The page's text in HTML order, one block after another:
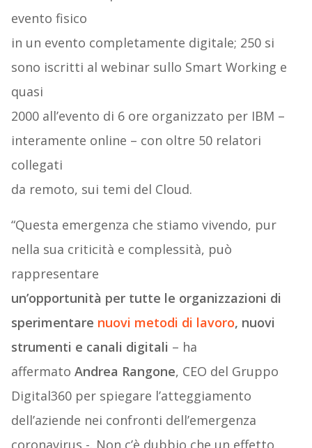
evento fisico
in un evento completamente digitale; 250 si
sono iscritti al webinar sullo Smart Working e
quasi
2000 all’evento di 6 ore organizzato per IBM –
interamente online – con oltre 50 relatori
collegati
da remoto, sui temi del Cloud.
“Questa emergenza che stiamo vivendo, pur
nella sua criticità e complessità, può
rappresentare
un’opportunità per tutte le organizzazioni di
sperimentare nuovi metodi di lavoro, nuovi
strumenti e canali digitali – ha
affermato Andrea Rangone, CEO del Gruppo
Digital360 per spiegare l’atteggiamento
dell’aziende nei confronti dell’emergenza